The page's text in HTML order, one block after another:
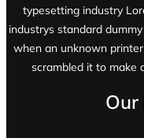
typesetting industry
industrys standard
when an unknown
scrambled it to make
Our